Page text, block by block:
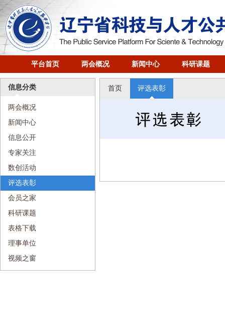
平台首页 两会概况 新闻中心 科研课题
信息分类
两会概况
新闻中心
信息公开
专家关注
数创活动
评选表彰
会员之家
科研课题
表格下载
理事单位
视频之窗
首页 评选表彰